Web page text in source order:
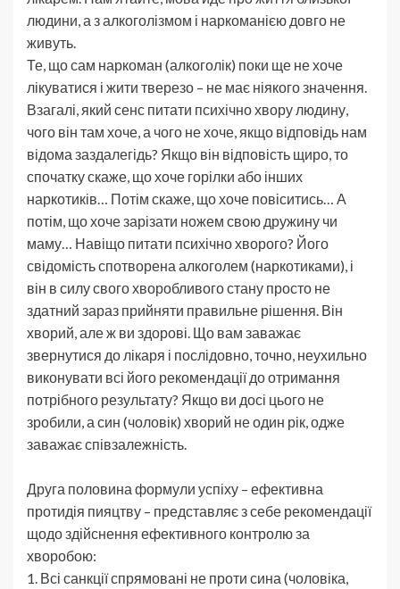
людини, а з алкоголізмом і наркоманією довго не
живуть.
Те, що сам наркоман (алкоголік) поки ще не хоче
лікуватися і жити тверезо – не має ніякого значення.
Взагалі, який сенс питати психічно хвору людину,
чого він там хоче, а чого не хоче, якщо відповідь нам
відома заздалегідь? Якщо він відповість щиро, то
спочатку скаже, що хоче горілки або інших
наркотиків… Потім скаже, що хоче повіситись… А
потім, що хоче зарізати ножем свою дружину чи
маму… Навіщо питати психічно хворого? Його
свідомість спотворена алкоголем (наркотиками), і
він в силу свого хворобливого стану просто не
здатний зараз прийняти правильне рішення. Він
хворий, але ж ви здорові. Що вам заважає
звернутися до лікаря і послідовно, точно, неухильно
виконувати всі його рекомендації до отримання
потрібного результату? Якщо ви досі цього не
зробили, а син (чоловік) хворий не один рік, одже
заважає співзалежність.
Друга половина формули успіху – ефективна
протидія пияцтву – представляє з себе рекомендації
щодо здійснення ефективного контролю за
хворобою:
1. Всі санкції спрямовані не проти сина (чоловіка,